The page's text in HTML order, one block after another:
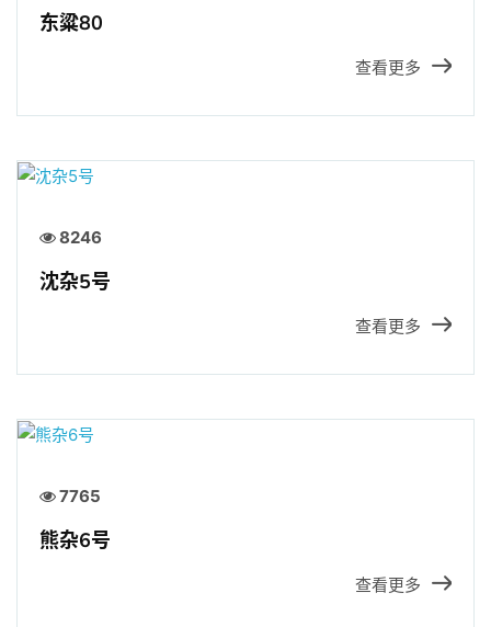
东粱80
查看更多
8246
沈杂5号
查看更多
7765
熊杂6号
查看更多